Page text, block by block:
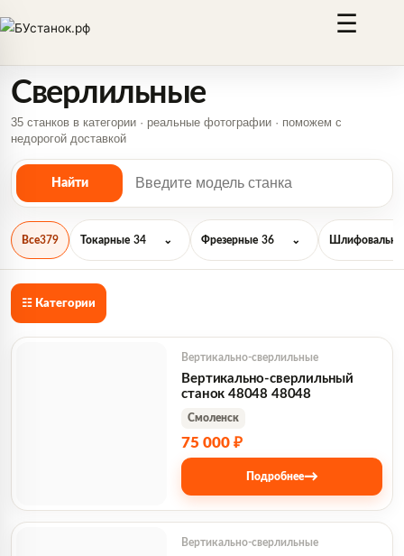
☰
Сверлильные
35 станков в категории · реальные фотографии · поможем с
недорогой доставкой
Все379 Токарные 34 ⌄ Фрезерные 36 ⌄
☷ Категории
Вертикально-сверлильный
станок 48048 48048
Вертикально-сверлильные
75 000 ₽
Смоленск
Подробнее→
Вертикально-сверлильные